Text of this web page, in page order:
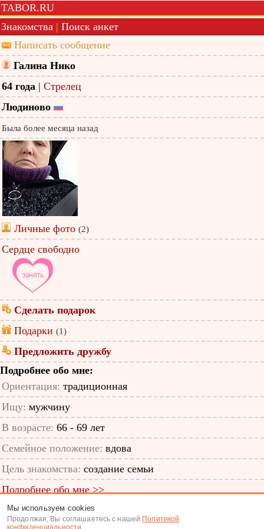
TABOR.RU
Знакомства | Поиск анкет
Написать сообщение
Галина Нико
64 года | Стрелец
Людиново
Была более месяца назад
Личные фото (2)
Сердце свободно
Сделать подарок
Подарки (1)
Предложить дружбу
Подробнее обо мне:
Ориентация: традиционная
Ищу: мужчину
В возрасте: 66 - 69 лет
Семейное положение: вдова
Цель знакомства: создание семьи
Подробнее обо мне >>
ID анкеты: 50444398
Мы используем cookies
Продолжая, Вы соглашаетесь с нашей Политикой
конфиденциальности